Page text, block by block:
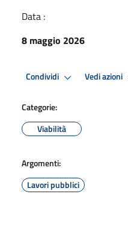
Data :
8 maggio 2026
Condividi Vedi azioni
Categorie:
Viabilità
Argomenti:
Lavori pubblici